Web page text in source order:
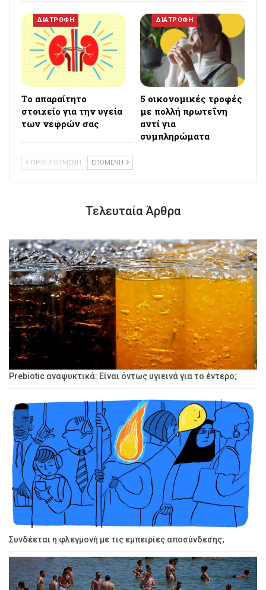
ΔΙΑΤΡΟΦΗ
Το απαραίτητο
στοιχείο για την υγεία
των νεφρών σας
ΔΙΑΤΡΟΦΗ
5 οικονομικές τροφές
με πολλή πρωτεΐνη
αντί για
συμπληρώματα
ΠΡΟΗΓΟΥΜΕΝΗ ΕΠΟΜΕΝΗ
Τελευταία Άρθρα
Prebiotic αναψυκτικά: Είναι όντως υγιεινά για το έντερο;
Συνδέεται η φλεγμονή με τις εμπειρίες αποσύνδεσης;